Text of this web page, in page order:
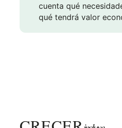
cuenta qué
qué tendrá valor